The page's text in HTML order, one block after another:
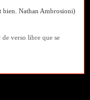
bien. Nathan Ambrosioni)
verso libre que se